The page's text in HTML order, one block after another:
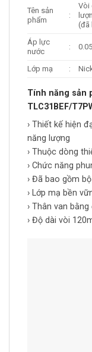
Tên sản
phẩm
:
Vòi
(đã
Áp lực
nước
:
Lớp mạ :
Tính năng sản
TLC31BEF/
› Thiết kế hiện
năng lượng
› Thuộc dòng
› Chức năng
› Đã bao gồm
› Lớp mạ bền
› Thân van
› Độ dài vòi